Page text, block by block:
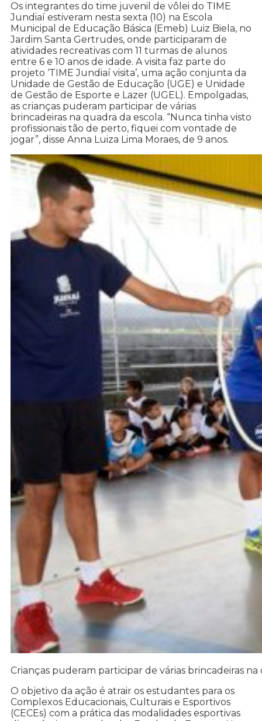
Os integrantes do time juvenil de vôlei do TIME
Jundiaí estiveram nesta sexta (10) na Escola
Municipal de Educação Básica (Emeb) Luiz Biela, no
Jardim Santa Gertrudes, onde participaram de
atividades recreativas com 11 turmas de alunos
entre 6 e 10 anos de idade. A visita faz parte do
projeto ‘TIME Jundiaí visita’, uma ação conjunta da
Unidade de Gestão de Educação (UGE) e Unidade
de Gestão de Esporte e Lazer (UGEL). Empolgadas,
as crianças puderam participar de várias
brincadeiras na quadra da escola. “Nunca tinha visto
profissionais tão de perto, fiquei com vontade de
jogar”, disse Anna Luiza Lima Moraes, de 9 anos.
Crianças puderam participar de várias brincadeiras na
O objetivo da ação é atrair os estudantes para os
Complexos Educacionais, Culturais e Esportivos
(CECEs) com a prática das modalidades esportivas